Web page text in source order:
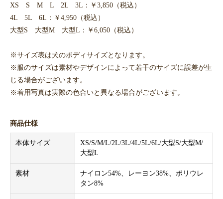
XS S M L 2L 3L：￥3,850（税込）
4L 5L 6L：￥4,950（税込）
大型S 大型M 大型L：￥6,050（税込）
※サイズ表は犬のボディサイズとなります。
※服のサイズは素材やデザインによって若干のサイズに誤差が生
じる場合がございます。
※着用写真は実際の色合いと異なる場合がございます。
商品仕様
本体サイズ
XS/S/M/L/2L/3L/4L/5L/6L/大型S/大型M/
大型L
素材
ナイロン54%、レーヨン38%、ポリウレ
タン8%